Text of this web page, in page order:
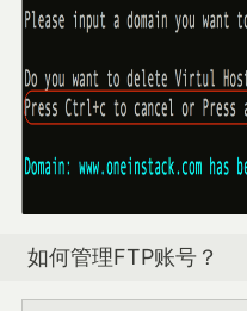
如何管理FTP账号？